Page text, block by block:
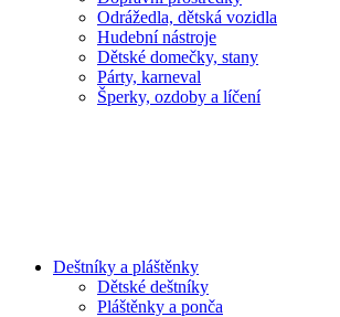
Odrážedla, dětská vozidla
Hudební nástroje
Dětské domečky, stany
Párty, karneval
Šperky, ozdoby a líčení
Deštníky a pláštěnky
Dětské deštníky
Pláštěnky a ponča